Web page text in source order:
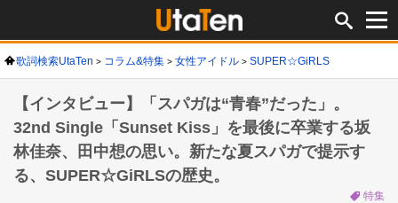
歌詞検索UtaTen コラム&特集 女性アイドル SUPER☆GiRLS
【インタビュー】「スパガは“青春”だった」。
32nd Single「Sunset Kiss」を最後に卒業する坂
林佳奈、田中想の思い。新たな夏スパガで提示す
る、SUPER☆GiRLSの歴史。
特集